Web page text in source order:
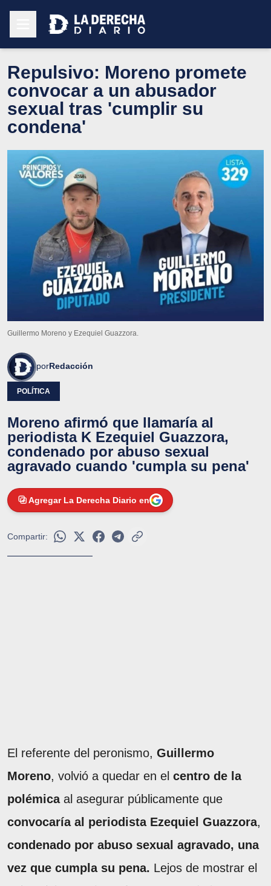
Repulsivo: Moreno promete
convocar a un abusador
sexual tras 'cumplir su
condena'
Guillermo Moreno y Ezequiel Guazzora.
porRedacción
POLÍTICA
Moreno afirmó que llamaría al
periodista K Ezequiel Guazzora,
condenado por abuso sexual
agravado cuando 'cumpla su pena'
Agregar La Derecha Diario en
Compartir:
El referente del peronismo, Guillermo
Moreno, volvió a quedar en el centro de la
polémicaal asegurar públicamente que
convocaría al periodista Ezequiel Guazzora,
condenado por abuso sexual agravado, una
vez que cumpla su pena. Lejos de mostrar el